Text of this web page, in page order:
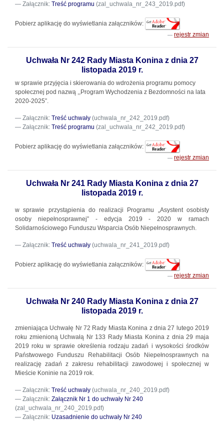
Załącznik: Treść programu (zal_uchwala_nr_243_2019.pdf)
Pobierz aplikację do wyświetlania załączników:
rejestr zmian
Uchwała Nr 242 Rady Miasta Konina z dnia 27
listopada 2019 r.
w sprawie przyjęcia i skierowania do wdrożenia programu pomocy
społecznej pod nazwą ,,Program Wychodzenia z Bezdomności na lata
2020-2025”.
Załącznik: Treść uchwały (uchwala_nr_242_2019.pdf)
Załącznik: Treść programu (zal_uchwala_nr_242_2019.pdf)
Pobierz aplikację do wyświetlania załączników:
rejestr zmian
Uchwała Nr 241 Rady Miasta Konina z dnia 27
listopada 2019 r.
w sprawie przystąpienia do realizacji Programu „Asystent osobisty
osoby niepełnosprawnej” - edycja 2019 - 2020 w ramach
Solidarnościowego Funduszu Wsparcia Osób Niepełnosprawnych.
Załącznik: Treść uchwały (uchwala_nr_241_2019.pdf)
Pobierz aplikację do wyświetlania załączników:
rejestr zmian
Uchwała Nr 240 Rady Miasta Konina z dnia 27
listopada 2019 r.
zmieniająca Uchwałę Nr 72 Rady Miasta Konina z dnia 27 lutego 2019
roku zmienioną Uchwałą Nr 133 Rady Miasta Konina z dnia 29 maja
2019 roku w sprawie określenia rodzaju zadań i wysokości środków
Państwowego Funduszu Rehabilitacji Osób Niepełnosprawnych na
realizację zadań z zakresu rehabilitacji zawodowej i społecznej w
Mieście Koninie na 2019 rok.
Załącznik: Treść uchwały (uchwala_nr_240_2019.pdf)
Załącznik: Załącznik Nr 1 do uchwały Nr 240
(zal_uchwala_nr_240_2019.pdf)
Załącznik: Uzasadnienie do uchwały Nr 240